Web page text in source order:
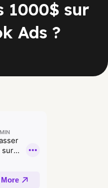
1000$ sur
Ads ?